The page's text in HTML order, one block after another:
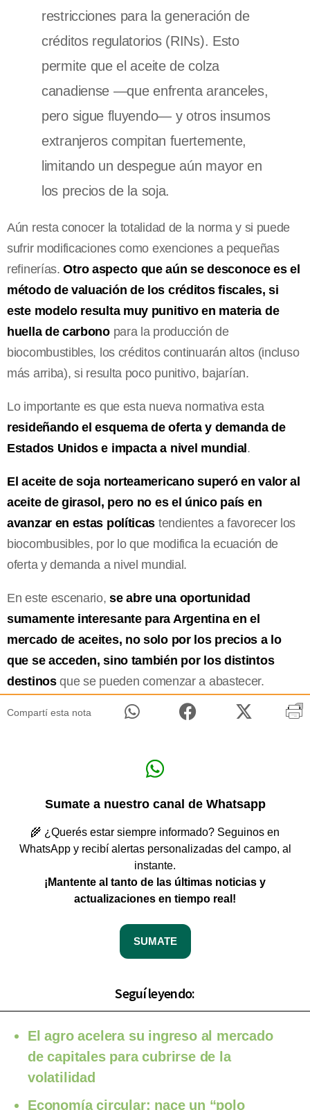
restricciones para la generación de
créditos regulatorios (RINs). Esto
permite que el aceite de colza
canadiense —que enfrenta aranceles,
pero sigue fluyendo— y otros insumos
extranjeros compitan fuertemente,
limitando un despegue aún mayor en
los precios de la soja.
Aún resta conocer la totalidad de la norma y si puede
sufrir modificaciones como exenciones a pequeñas
refinerías. Otro aspecto que aún se desconoce es el
método de valuación de los créditos fiscales, si
este modelo resulta muy punitivo en materia de
huella de carbonopara la producción de
biocombustibles, los créditos continuarán altos (incluso
más arriba), si resulta poco punitivo, bajarían.
Lo importante es que esta nueva normativa esta
resideñando el esquema de oferta y demanda de
Estados Unidos e impacta a nivel mundial.
El aceite de soja norteamericano superó en valor al
aceite de girasol, pero no es el único país en
avanzar en estas políticas tendientes a favorecer los
biocombusibles, por lo que modifica la ecuación de
oferta y demanda a nivel mundial.
En este escenario,se abre una oportunidad
sumamente interesante para Argentina en el
mercado de aceites, no solo por los precios a lo
que se acceden, sino también por los distintos
destinosque se pueden comenzar a abastecer.
Compartí esta nota
Sumate a nuestro canal de Whatsapp
🌾 ¿Querés estar siempre informado? Seguinos en
WhatsApp y recibí alertas personalizadas del campo, al
instante.
¡Mantente al tanto de las últimas noticias y
actualizaciones en tiempo real!
SUMATE
Seguí leyendo:
El agro acelera su ingreso al mercado
de capitales para cubrirse de la
volatilidad
Economía circular: nace un “polo